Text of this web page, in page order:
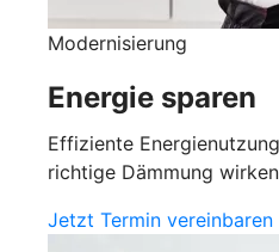
Modernisierung
Energie sparen
Effiziente
richtige Dämmung
Jetzt Termin vereinbaren